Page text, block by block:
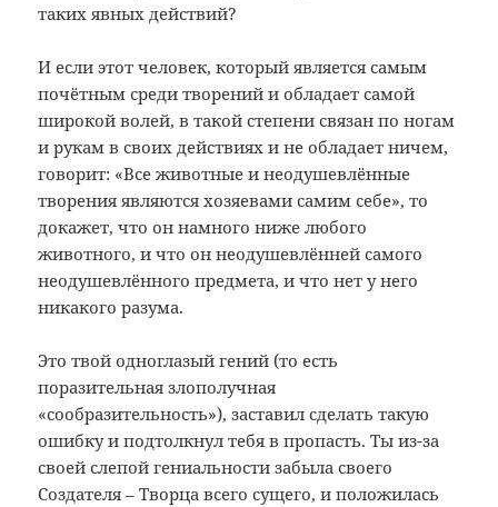
таких явных действий?
И если этот человек, который является самым
почётным среди творений и обладает самой
широкой волей, в такой степени связан по ногам
и рукам в своих действиях и не обладает ничем,
говорит: «Все животные и неодушевлённые
творения являются хозяевами самим себе», то
докажет, что он намного ниже любого
животного, и что он неодушевлённей самого
неодушевлённого предмета, и что нет у него
никакого разума.
Это твой одноглазый гений (то есть
поразительная злополучная
«сообразительность»), заставил сделать такую
ошибку и подтолкнул тебя в пропасть. Ты из-за
своей слепой гениальности забыла своего
Создателя – Творца всего сущего, и положилась